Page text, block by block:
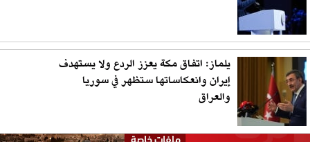
يلماز: اتفاق مكة يعزز الردع ولا يستهدف
إيران وانعكاساتها ستظهر في سوريا
والعراق